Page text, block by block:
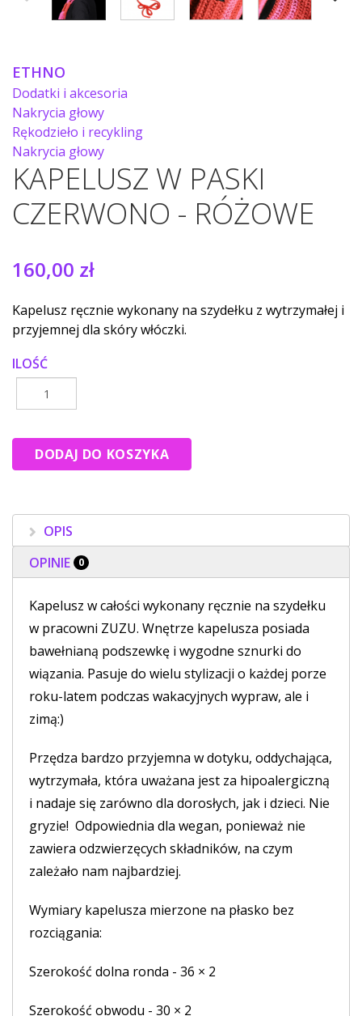
ETHNO
Dodatki i akcesoria
Nakrycia głowy
Rękodzieło i recykling
Nakrycia głowy
KAPELUSZ W PASKI
CZERWONO - RÓŻOWE
160,00 zł
Kapelusz ręcznie wykonany na szydełku z wytrzymałej i
przyjemnej dla skóry włóczki.
ILOŚĆ
OPIS
OPINIE
0
Kapelusz w całości wykonany ręcznie na szydełku
w pracowni ZUZU. Wnętrze kapelusza posiada
bawełnianą podszewkę i wygodne sznurki do
wiązania. Pasuje do wielu stylizacji o każdej porze
roku-latem podczas wakacyjnych wypraw, ale i
zimą:)
Przędza bardzo przyjemna w dotyku, oddychająca,
wytrzymała, która uważana jest za hipoalergiczną
i nadaje się zarówno dla dorosłych, jak i dzieci. Nie
gryzie! Odpowiednia dla wegan, ponieważ nie
zawiera odzwierzęcych składników, na czym
zależało nam najbardziej.
Wymiary kapelusza mierzone na płasko bez
rozciągania:
Szerokość dolna ronda - 36 × 2
Szerokość obwodu - 30 × 2